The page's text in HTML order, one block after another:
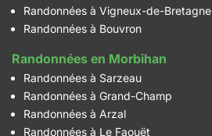
Randonnées à Vigneux-de-Bretagne
Randonnées à Bouvron
Randonnées en Morbihan
Randonnées à Sarzeau
Randonnées à Grand-Champ
Randonnées à Arzal
Randonnées à Le Faouët